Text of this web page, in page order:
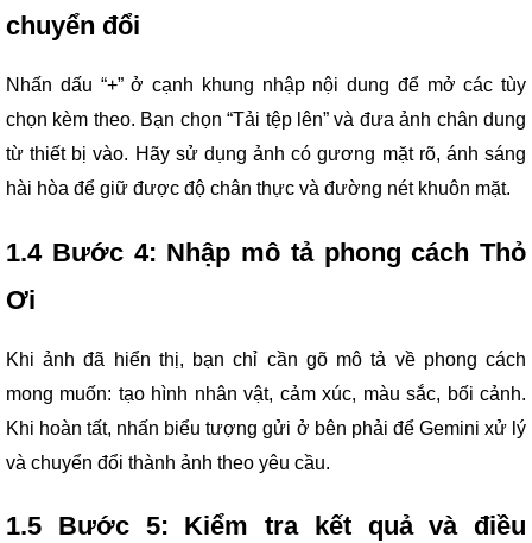
chuyển đổi
Nhấn dấu “+” ở cạnh khung nhập nội dung để mở các tùy
chọn kèm theo. Bạn chọn “Tải tệp lên” và đưa ảnh chân dung
từ thiết bị vào. Hãy sử dụng ảnh có gương mặt rõ, ánh sáng
hài hòa để giữ được độ chân thực và đường nét khuôn mặt.
1.4 Bước 4: Nhập mô tả phong cách Thỏ
Ơi
Khi ảnh đã hiển thị, bạn chỉ cần gõ mô tả về phong cách
mong muốn: tạo hình nhân vật, cảm xúc, màu sắc, bối cảnh.
Khi hoàn tất, nhấn biểu tượng gửi ở bên phải để Gemini xử lý
và chuyển đổi thành ảnh theo yêu cầu.
1.5 Bước 5: Kiểm tra kết quả và điều